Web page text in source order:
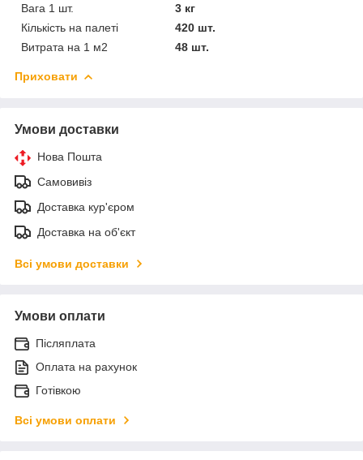
Вага 1 шт.
3 кг
Кількість на палеті
420 шт.
Витрата на 1 м2
48 шт.
Приховати
Умови доставки
Нова Пошта
Самовивіз
Доставка кур'єром
Доставка на об'єкт
Всі умови доставки
Умови оплати
Післяплата
Оплата на рахунок
Готівкою
Всі умови оплати